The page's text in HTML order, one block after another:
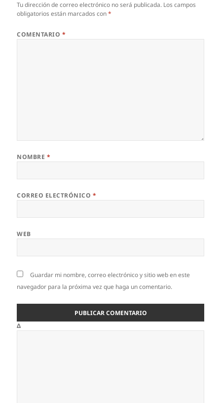
Tu dirección de correo electrónico no será publicada. Los campos
obligatorios están marcados con*
COMENTARIO *
NOMBRE *
CORREO ELECTRÓNICO *
WEB
Guardar mi nombre, correo electrónico y sitio web en este
navegador para la próxima vez que haga un comentario.
Δ